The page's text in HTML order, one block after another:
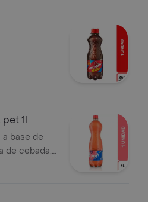
1l
a base de
de cebada,